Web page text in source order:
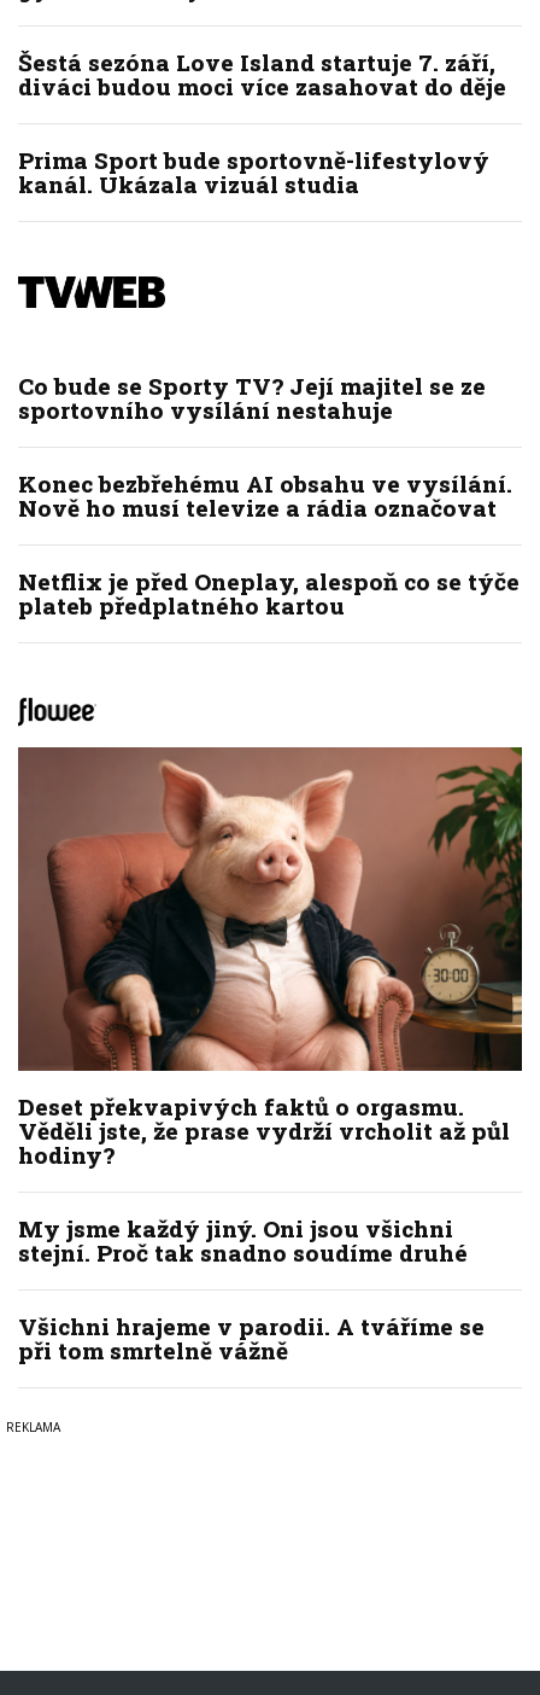
Šestá sezóna Love Island startuje 7. září,
diváci budou moci více zasahovat do děje
Prima Sport bude sportovně-lifestylový
kanál. Ukázala vizuál studia
Co bude se Sporty TV? Její majitel se ze
sportovního vysílání nestahuje
Konec bezbřehému AI obsahu ve vysílání.
Nově ho musí televize a rádia označovat
Netflix je před Oneplay, alespoň co se týče
plateb předplatného kartou
Deset překvapivých faktů o orgasmu.
Věděli jste, že prase vydrží vrcholit až půl
hodiny?
My jsme každý jiný. Oni jsou všichni
stejní. Proč tak snadno soudíme druhé
Všichni hrajeme v parodii. A tváříme se
při tom smrtelně vážně